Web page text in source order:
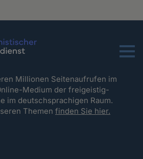
Menu
Millionen Seitenaufrufen im
Medium der freigeistig-
im deutschsprachigen Raum.
Themenfinden Sie hier.